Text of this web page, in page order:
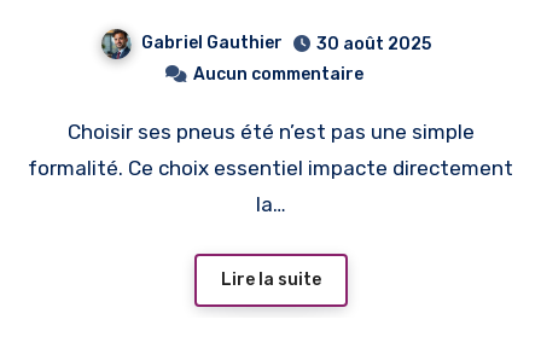
Gabriel Gauthier
30 août 2025
Aucun commentaire
Choisir ses pneus été n’est pas une simple
formalité. Ce choix essentiel impacte directement
la…
Lire la suite